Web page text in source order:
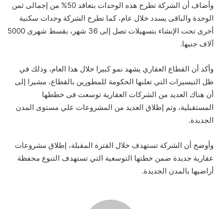
وأضاف أن الشركة تطرح هذه الوحدات بتعاقد 50% من إجمالى ثمن
الوحدة والباقى يسدد خلال عام، كما تطرح الشركة وحدات سكنية
أخرى تحت الإنشاء بتسهيلات تصل إلى 36 شهر، بقسط شهرى 5000
آلاف جنيها.
وأكد أن القطاع العقاري يشهد نمو كبيرا خلال هذا العام، وذلك في
ظل التيسيرات التي تعلنها الحكومة للمطورين بالقطاع، مشيرا إلى
أن هناك العديد من الشركات العقارية توسعت فى خططها
المستقبلية، وتم إطلاق العديد من المشروعات علي مستوى المدن
الجديدة.
وأوضح أن الشركة تستهدف خلال الفترة المقبلة، إطلاق مشروعات
عقارية جديدة ضمن خطتها التوسعية التي تستهدف التنوع محفظة
أراضيها بالمدن الجديدة.